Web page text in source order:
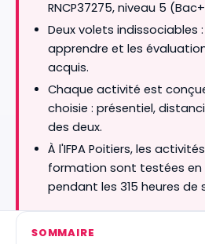
RNCP37275, niveau 5
Deux volets indissociables
apprendre et les
acquis.
Chaque activité est
choisie : présentiel,
des deux.
À l'IFPA Poitiers, les
formation sont testées en
pendant les 315 heures de
SOMMAIRE